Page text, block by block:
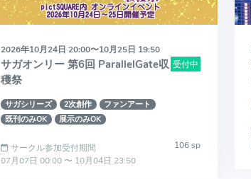
2026年10月24日 20:00〜10月25日 19:50
受付中
サガオンリー 第6回 ParallelGate収
穫祭
サガシリーズ 2次創作
ファンアート
既刊のみOK
展示のみOK
106 sp
サークル参加受付期間
07月07日 00:00 〜 10月04日 23:50